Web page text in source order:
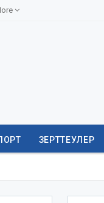
ЗЕРТТЕУЛЕР